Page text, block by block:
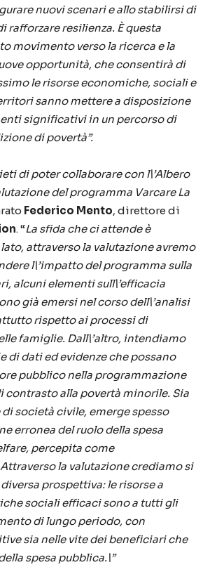
nuovi scenari e allo stabilirsi di
rafforzare resilienza. È questa
movimento verso la ricerca e la
opportunità, che consentirà di
le risorse economiche, sociali e
sanno mettere a disposizione
significativi in un percorso di
di povertà”.
di poter collaborare con l\’Albero
del programma Varcare La
Federico Mento, direttore di
. “La sfida che ci attende è
attraverso la valutazione avremo
l\’impatto del programma sulla
alcuni elementi sull\’efficacia
già emersi nel corso dell\’analisi
rispetto ai processi di
famiglie. Dall\’altro, intendiamo
di dati ed evidenze che possano
pubblico nella programmazione
contrasto alla povertà minorile. Sia
di società civile, emerge spesso
erronea del ruolo della spesa
percepita come
la valutazione crediamo si
prospettiva: le risorse a
sociali efficaci sono a tutti gli
di lungo periodo, con
sia nelle vite dei beneficiari che
spesa pubblica.\”